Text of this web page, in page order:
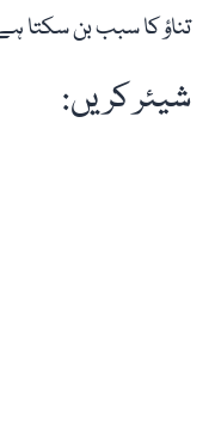
تناؤ کا سبب بن سکتا
شیئر کریں: